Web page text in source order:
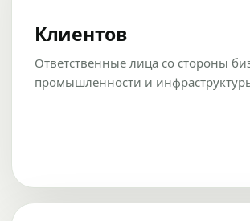
Клиентов
Ответственные лица со стороны
промышленности и